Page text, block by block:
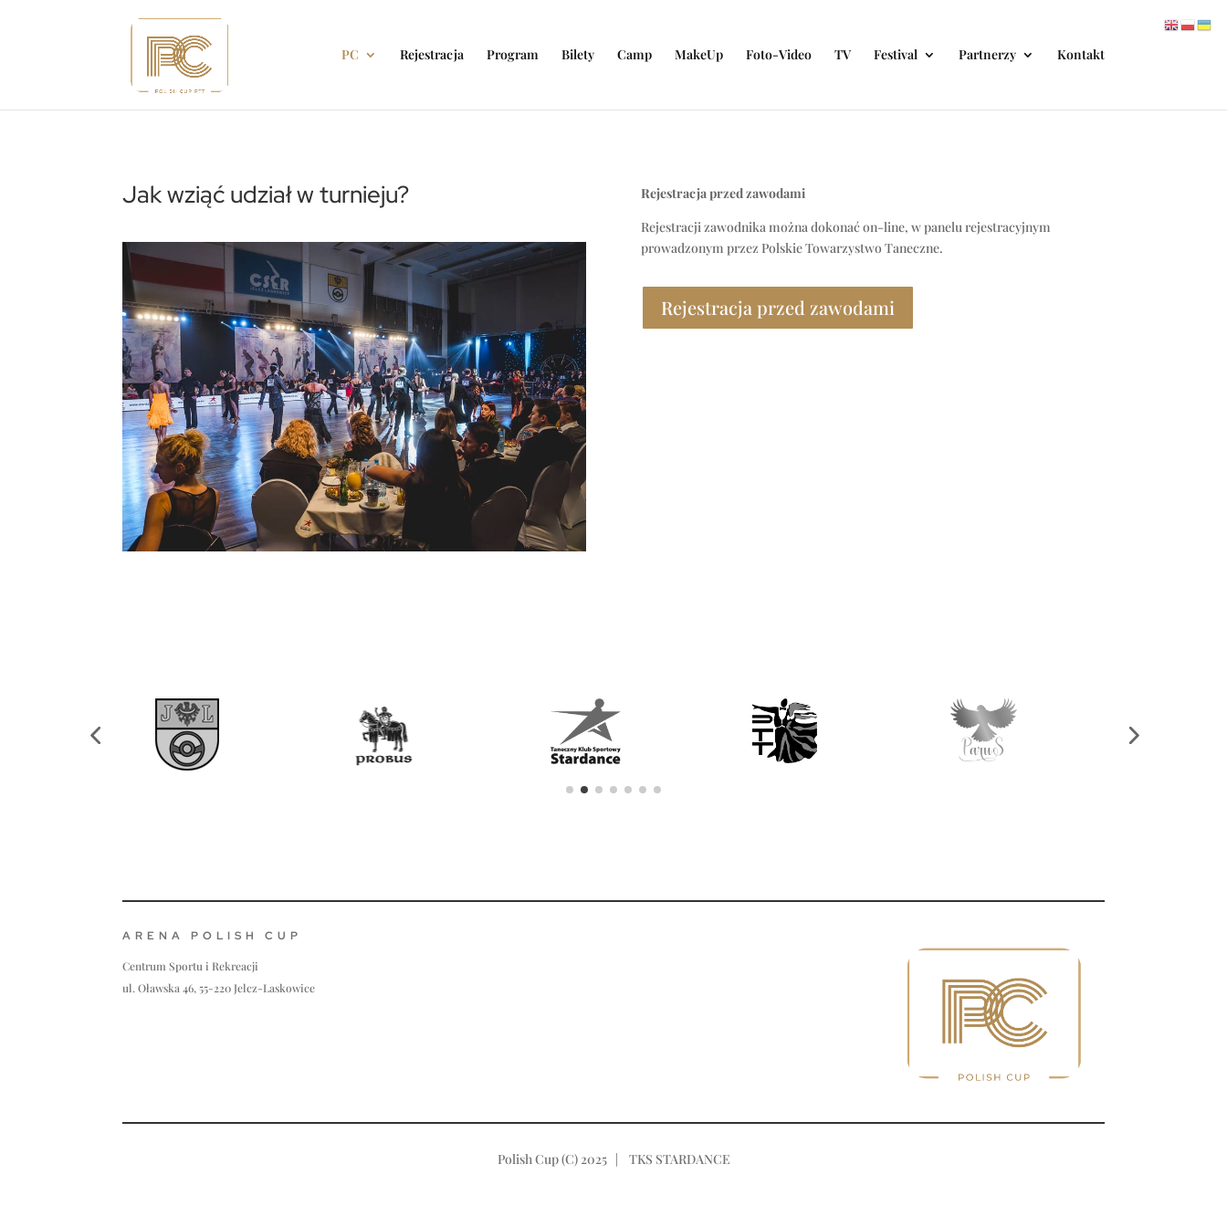
PC Rejestracja Program Bilety Camp MakeUp Foto-Video TV Festival Partnerzy Kontakt
Jak wziąć udział w turnieju?
Rejestracja przed zawodami
Rejestracji zawodnika można dokonać on-line, w panelu rejestracyjnym
prowadzonym przez Polskie Towarzystwo Taneczne.
Rejestracja przed zawodami
ARENA POLISH CUP
Centrum Sportu i Rekreacji
ul. Oławska 46, 55-220 Jelcz-Laskowice
Polish Cup (C) 2025 | TKS STARDANCE